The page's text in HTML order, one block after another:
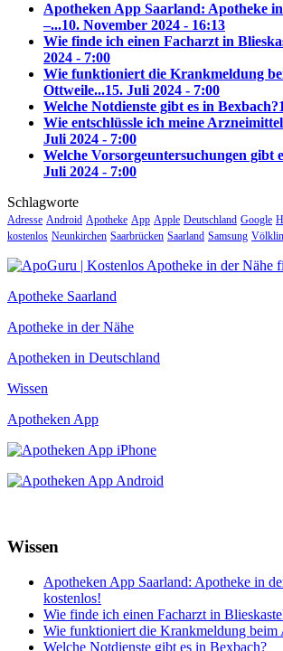
Apotheken App Saarland: Apotheke
–...10. November 2024 - 16:13
Wie finde ich einen Facharzt in
2024 - 7:00
Wie funktioniert die Krankmeldung
Ottweile...15. Juli 2024 - 7:00
Welche Notdienste gibt es in Bexbach?
Wie entschlüssle ich meine
Juli 2024 - 7:00
Welche Vorsorgeuntersuchungen gibt
Juli 2024 - 7:00
Schlagworte
Adresse Android Apotheke App Apple Deutschland Google
kostenlos Neunkirchen Saarbrücken Saarland Samsung
Apotheke Saarland
Apotheke in der Nähe
Apotheken in Deutschland
Wissen
Apotheken App
Wissen
Apotheken App Saarland: Apotheke in
kostenlos!
Wie finde ich einen Facharzt in
Wie funktioniert die Krankmeldung
Welche Notdienste gibt es in Bexbach?